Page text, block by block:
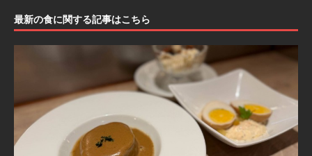
最新の食に関する記事はこちら